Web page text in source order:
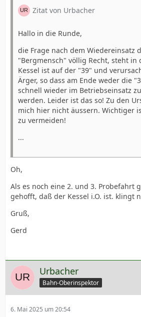
Zitat von Urbacher
Hallo in die Runde,
die Frage nach dem Wiedereinsatz
"Bergmensch" völlig Recht, steht in
Kessel ist auf der "39" und
Ärger, so dass am Ende weder die
schnell wieder im Betriebseinsatz
werden. Leider ist das so! Zu den
mich hier nicht äussern. Wichtiger
zu vermeiden!
...
Oh,
Als es noch eine 2. und 3. Probefahrt
gehofft, daß der Kessel i.O. ist. klingt
Gruß,
Gerd
Urbacher
Bahn-Oberinspektor
6. Mai 2025 um 20:54